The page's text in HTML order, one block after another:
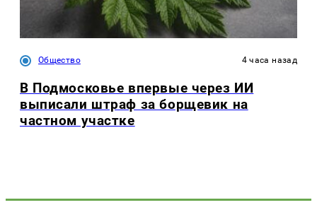
Общество 4 часа назад
В Подмосковье впервые через ИИ
выписали штраф за борщевик на
частном участке